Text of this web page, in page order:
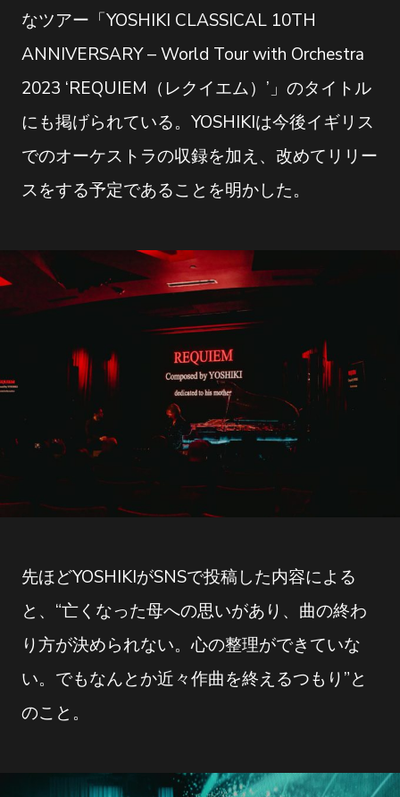
なツアー「YOSHIKI CLASSICAL 10TH
ANNIVERSARY – World Tour with Orchestra
2023 ‘REQUIEM（レクイエム）’」のタイトル
にも掲げられている。YOSHIKIは今後イギリス
でのオーケストラの収録を加え、改めてリリー
スをする予定であることを明かした。
先ほどYOSHIKIがSNSで投稿した内容による
と、“亡くなった母への思いがあり、曲の終わ
り方が決められない。心の整理ができていな
い。でもなんとか近々作曲を終えるつもり”と
のこと。